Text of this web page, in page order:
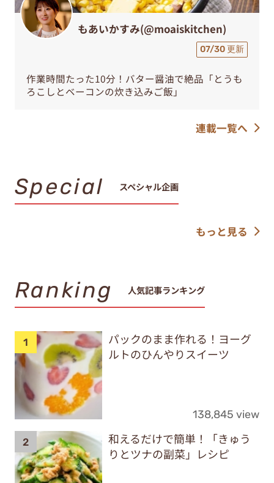
もあいかすみ(@moaiskitchen)
07/30 更新
作業時間たった10分！バター醤油で絶品「とうも
ろこしとベーコンの炊き込みご飯」
連載一覧へ
Special スペシャル企画
もっと見る
Ranking 人気記事ランキング
パックのまま作れる！ヨーグ
ルトのひんやりスイーツ
138,845 view
和えるだけで簡単！「きゅう
りとツナの副菜」レシピ